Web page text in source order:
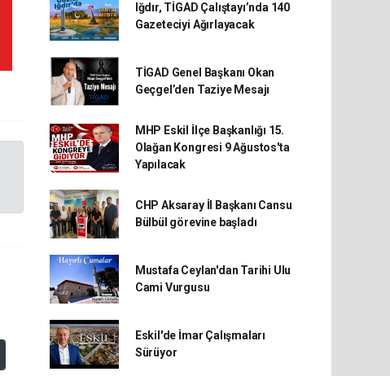
Iğdır, TİGAD Çalıştayı’nda 140
Gazeteciyi Ağırlayacak
TİGAD Genel Başkanı Okan
Geçgel’den Taziye Mesajı
MHP Eskil İlçe Başkanlığı 15.
Olağan Kongresi 9 Ağustos'ta
Yapılacak
CHP Aksaray İl Başkanı Cansu
Bülbül görevine başladı
Mustafa Ceylan'dan Tarihi Ulu
Cami Vurgusu
Eskil'de İmar Çalışmaları
Sürüyor